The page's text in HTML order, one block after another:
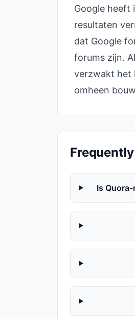
Google heeft
resultaten
dat Google
forums zijn.
verzwakt het
omheen
Is